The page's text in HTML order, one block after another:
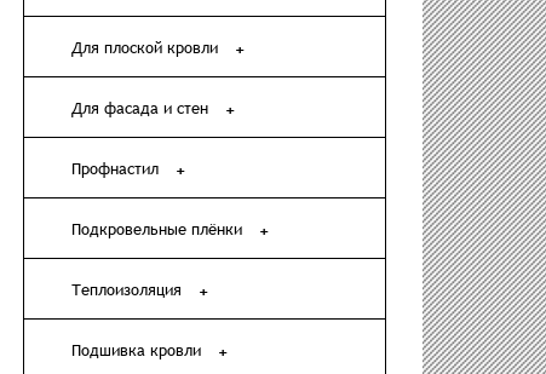
Для плоской кровли
Для фасада и стен
Профнастил
Подкровельные плёнки
Теплоизоляция
Подшивка кровли